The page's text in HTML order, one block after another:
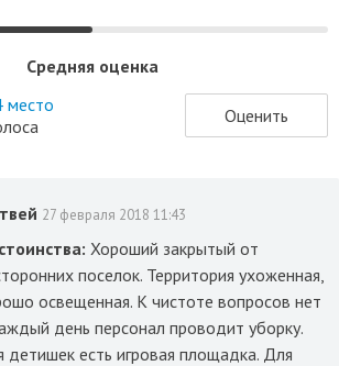
Средняя оценка
место
Оценить
27 февраля 2018 11:43
Хороший закрытый от
поселок. Территория ухоженная,
освещенная. К чистоте вопросов нет
день персонал проводит уборку.
детишек есть игровая площадка. Для